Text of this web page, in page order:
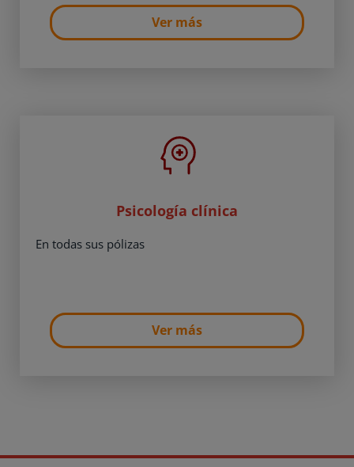
Ver más
Psicología clínica
En todas sus pólizas
Ver más